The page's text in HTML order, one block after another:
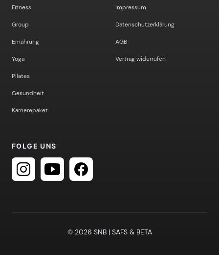
Fitness
Group
Ernährung
Yoga
Pilates
Gesundheit
Karrierepaket
Impressum
Datenschutzerklärung
AGB
Vertrag widerrufen
FOLGE UNS
© 2026 SNB | SAFS & BETA